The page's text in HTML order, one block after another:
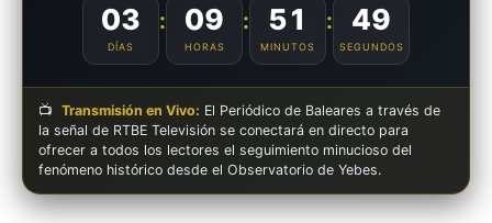
03
DÍAS
: 09
HORAS
: 51
MINUTOS
: 48
SEGUNDOS
📺 Transmisión en Vivo: El Periódico de Baleares a través de
la señal de RTBE Televisión se conectará en directo para
ofrecer a todos los lectores el seguimiento minucioso del
fenómeno histórico desde el Observatorio de Yebes.